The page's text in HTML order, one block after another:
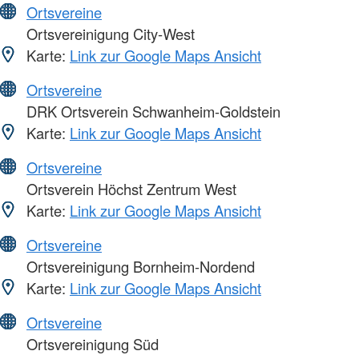
Ortsvereine
Ortsvereinigung City-West
Karte: Link zur Google Maps Ansicht
Ortsvereine
DRK Ortsverein Schwanheim-Goldstein
Karte: Link zur Google Maps Ansicht
Ortsvereine
Ortsverein Höchst Zentrum West
Karte: Link zur Google Maps Ansicht
Ortsvereine
Ortsvereinigung Bornheim-Nordend
Karte: Link zur Google Maps Ansicht
Ortsvereine
Ortsvereinigung Süd